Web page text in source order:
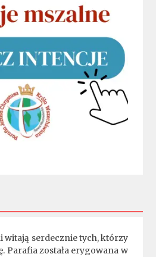
witają serdecznie tych, którzy
Parafia została erygowana w